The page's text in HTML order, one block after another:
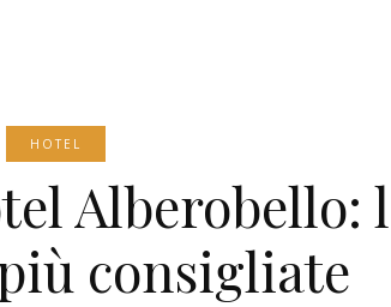
HOTEL
Alberobello:
consigliate